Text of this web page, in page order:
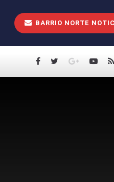
BARRIO NORTE